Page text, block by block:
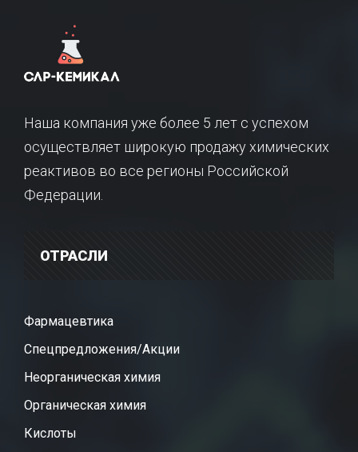
Наша компания уже более 5 лет с успехом
осуществляет широкую продажу химических
реактивов во все регионы Российской
Федерации.
ОТРАСЛИ
Фармацевтика
Спецпредложения/Акции
Неорганическая химия
Органическая химия
Кислоты